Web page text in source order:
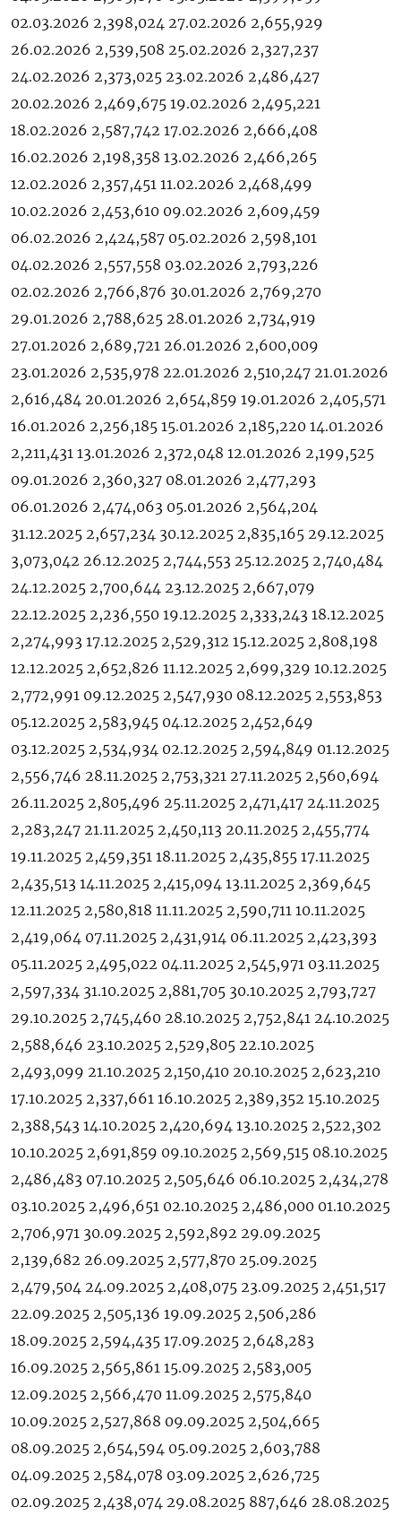
02.03.2026 2,398,024 27.02.2026 2,655,929
26.02.2026 2,539,508 25.02.2026 2,327,237
24.02.2026 2,373,025 23.02.2026 2,486,427
20.02.2026 2,469,675 19.02.2026 2,495,221
18.02.2026 2,587,742 17.02.2026 2,666,408
16.02.2026 2,198,358 13.02.2026 2,466,265
12.02.2026 2,357,451 11.02.2026 2,468,499
10.02.2026 2,453,610 09.02.2026 2,609,459
06.02.2026 2,424,587 05.02.2026 2,598,101
04.02.2026 2,557,558 03.02.2026 2,793,226
02.02.2026 2,766,876 30.01.2026 2,769,270
29.01.2026 2,788,625 28.01.2026 2,734,919
27.01.2026 2,689,721 26.01.2026 2,600,009
23.01.2026 2,535,978 22.01.2026 2,510,247 21.01.2026
2,616,484 20.01.2026 2,654,859 19.01.2026 2,405,571
16.01.2026 2,256,185 15.01.2026 2,185,220 14.01.2026
2,211,431 13.01.2026 2,372,048 12.01.2026 2,199,525
09.01.2026 2,360,327 08.01.2026 2,477,293
06.01.2026 2,474,063 05.01.2026 2,564,204
31.12.2025 2,657,234 30.12.2025 2,835,165 29.12.2025
3,073,042 26.12.2025 2,744,553 25.12.2025 2,740,484
24.12.2025 2,700,644 23.12.2025 2,667,079
22.12.2025 2,236,550 19.12.2025 2,333,243 18.12.2025
2,274,993 17.12.2025 2,529,312 15.12.2025 2,808,198
12.12.2025 2,652,826 11.12.2025 2,699,329 10.12.2025
2,772,991 09.12.2025 2,547,930 08.12.2025 2,553,853
05.12.2025 2,583,945 04.12.2025 2,452,649
03.12.2025 2,534,934 02.12.2025 2,594,849 01.12.2025
2,556,746 28.11.2025 2,753,321 27.11.2025 2,560,694
26.11.2025 2,805,496 25.11.2025 2,471,417 24.11.2025
2,283,247 21.11.2025 2,450,113 20.11.2025 2,455,774
19.11.2025 2,459,351 18.11.2025 2,435,855 17.11.2025
2,435,513 14.11.2025 2,415,094 13.11.2025 2,369,645
12.11.2025 2,580,818 11.11.2025 2,590,711 10.11.2025
2,419,064 07.11.2025 2,431,914 06.11.2025 2,423,393
05.11.2025 2,495,022 04.11.2025 2,545,971 03.11.2025
2,597,334 31.10.2025 2,881,705 30.10.2025 2,793,727
29.10.2025 2,745,460 28.10.2025 2,752,841 24.10.2025
2,588,646 23.10.2025 2,529,805 22.10.2025
2,493,099 21.10.2025 2,150,410 20.10.2025 2,623,210
17.10.2025 2,337,661 16.10.2025 2,389,352 15.10.2025
2,388,543 14.10.2025 2,420,694 13.10.2025 2,522,302
10.10.2025 2,691,859 09.10.2025 2,569,515 08.10.2025
2,486,483 07.10.2025 2,505,646 06.10.2025 2,434,278
03.10.2025 2,496,651 02.10.2025 2,486,000 01.10.2025
2,706,971 30.09.2025 2,592,892 29.09.2025
2,139,682 26.09.2025 2,577,870 25.09.2025
2,479,504 24.09.2025 2,408,075 23.09.2025 2,451,517
22.09.2025 2,505,136 19.09.2025 2,506,286
18.09.2025 2,594,435 17.09.2025 2,648,283
16.09.2025 2,565,861 15.09.2025 2,583,005
12.09.2025 2,566,470 11.09.2025 2,575,840
10.09.2025 2,527,868 09.09.2025 2,504,665
08.09.2025 2,654,594 05.09.2025 2,603,788
04.09.2025 2,584,078 03.09.2025 2,626,725
02.09.2025 2,438,074 29.08.2025 887,646 28.08.2025